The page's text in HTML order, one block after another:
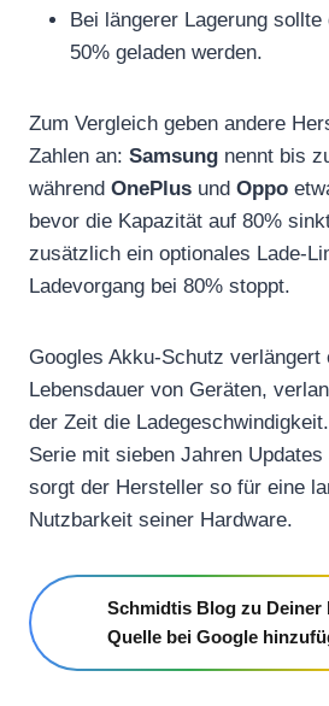
Bei längerer Lagerung
50% geladen werden.
Zum Vergleich geben andere
Zahlen an: Samsung nennt bis
während OnePlus und Oppo
bevor die Kapazität auf 80%
zusätzlich ein optionales Lade-
Ladevorgang bei 80% stoppt.
Googles Akku-Schutz verlängert
Lebensdauer von Geräten,
der Zeit die
Serie mit sieben Jahren
sorgt der Hersteller so für eine
Nutzbarkeit seiner Hardware.
Schmidtis Blog zu Deiner
Quelle bei Google